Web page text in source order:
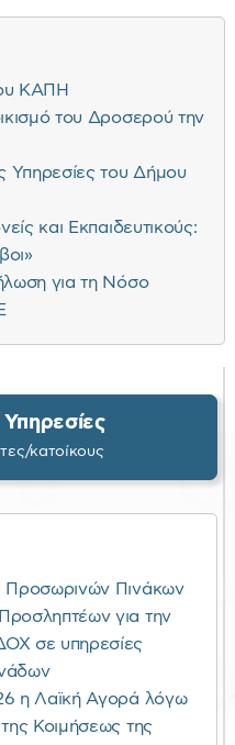
ΚΑΠΗ
του Δροσερού την
Υπηρεσίες του Δήμου
και Εκπαιδευτικούς:
για τη Νόσο
κατοίκους
Προσωρινών Πινάκων
για την
σε υπηρεσίες
η Λαϊκή Αγορά λόγω
Κοιμήσεως της